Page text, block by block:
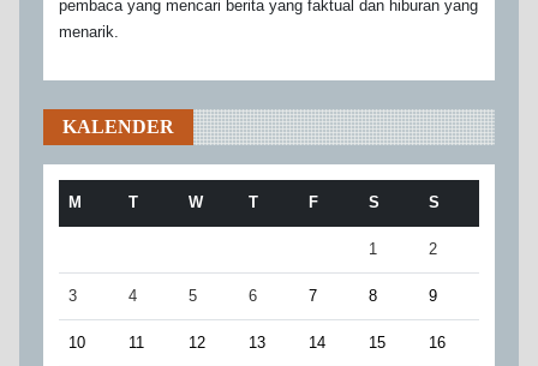
pembaca yang mencari berita yang faktual dan hiburan yang
menarik.
KALENDER
M T W T F S S
1 2
3 4 5 6 7 8 9
10 11 12 13 14 15 16